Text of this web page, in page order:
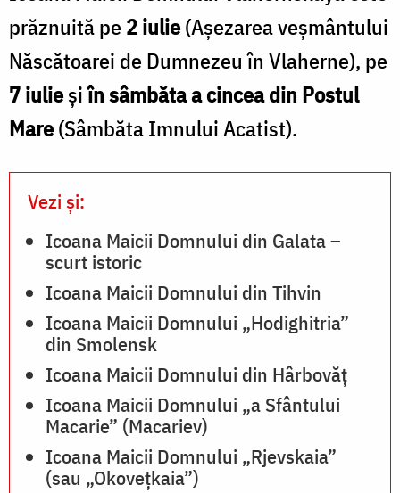
prăznuită pe2 iulie(Așezarea veșmântului
Născătoarei de Dumnezeu în Vlaherne), pe
7 iulieșiîn sâmbăta a cincea din Postul
Mare(Sâmbăta Imnului Acatist).
Vezi și:
Icoana Maicii Domnului din Galata –
scurt istoric
Icoana Maicii Domnului din Tihvin
Icoana Maicii Domnului „Hodighitria”
din Smolensk
Icoana Maicii Domnului din Hârbovăț
Icoana Maicii Domnului „a Sfântului
Macarie” (Macariev)
Icoana Maicii Domnului „Rjevskaia”
(sau „Okovețkaia”)